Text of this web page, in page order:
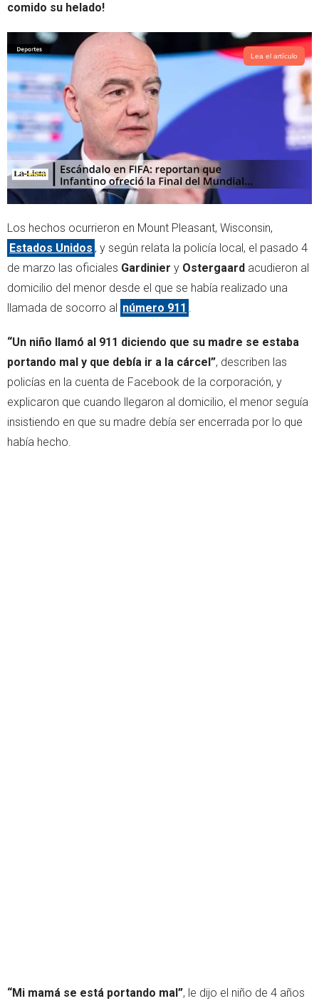
r
p
p
comido su helado!
Lea el artículo
Los hechos ocurrieron en Mount Pleasant, Wisconsin,
Estados Unidos , y según relata la policía local, el pasado 4
de marzo las oficiales Gardinier y Ostergaard acudieron al
domicilio del menor desde el que se había realizado una
llamada de socorro al número 911
“Un niño llamó al 911 diciendo que su madre se estaba
portando mal y que debía ir a la cárcel”, describen las
policías en la cuenta de Facebook de la corporación, y
explicaron que cuando llegaron al domicilio, el menor seguía
insistiendo en que su madre debía ser encerrada por lo que
había hecho.
“Mi mamá se está portando mal”, le dijo el niño de 4 años